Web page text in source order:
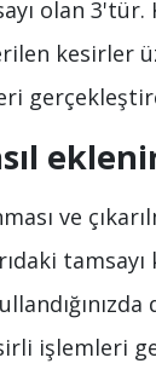
olan
kesirler
ve
tamsayı
işlemleri